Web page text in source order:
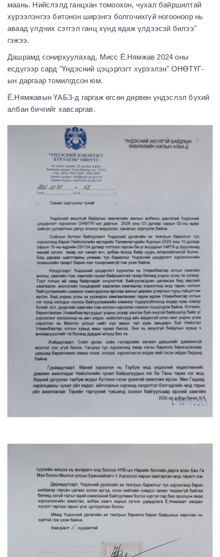
маань. Нийслэлд ганцхан томоохон, чухал байршилтай
хүрээлэнгээ битонон ширэнгэ болгочихгүй ногооноор нь
аваад үлдчих сэтгэл ганц хүнд ядаж үлдээсэй билээ"
гэжээ.
Дашрамд сонирхуулахад, Мисс Ё.Нямжав 2024 оны
есдүгээр сард "Үндэсний цэцэрлэгт хүрээлэн" ОНӨТҮГ-
ын даргаар томилгдсон юм.
Ё.Нямжавын ҮАБЗ-д гаргаж өгсөн дөрвөн үндэслэл бүхий
албан бичгийг хавсаргав.